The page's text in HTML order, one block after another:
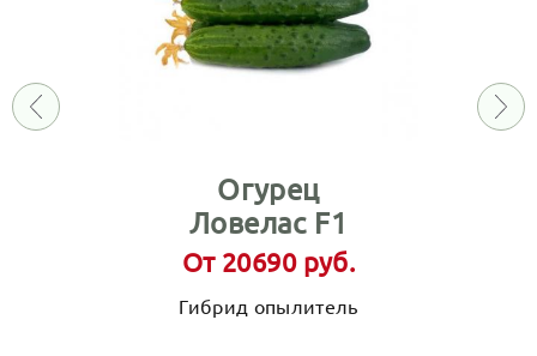
Огурец
Ловелас F1
От 20690 руб.
Гибрид опылитель